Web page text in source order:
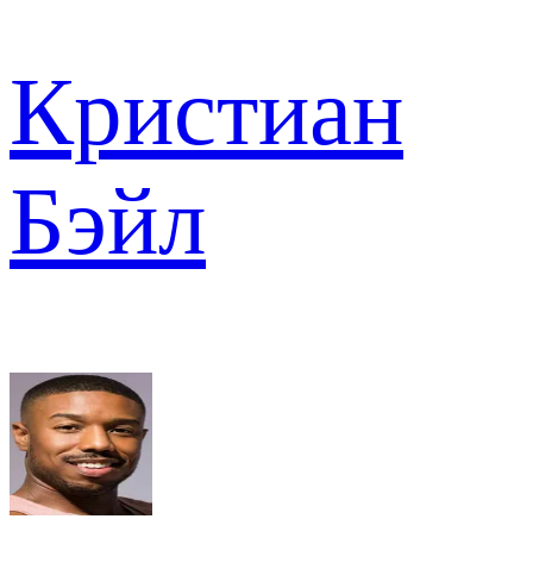
Кристиан
Бэйл